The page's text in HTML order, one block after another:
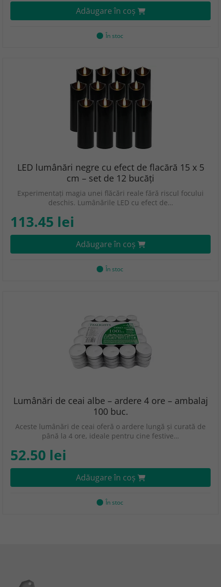
Adăugare în coş
În stoc
LED lumânări negre cu efect de flacără 15 x 5
cm – set de 12 bucăți
Experimentați magia unei flăcări reale fără riscul focului
deschis. Lumânările LED cu efect de…
113.45 lei
Adăugare în coş
În stoc
Lumânări de ceai albe – ardere 4 ore – ambalaj
100 buc.
Aceste lumânări de ceai oferă o ardere lungă și curată de
până la 4 ore, ideale pentru cine festive…
52.50 lei
Adăugare în coş
În stoc